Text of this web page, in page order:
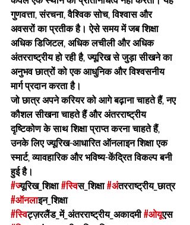
गुणवत्ता, संरचना, वैश्विक सोच, विश्वास और
अवसरों का प्रतीक है। ऐसे समय में जब शिक्षा
अधिक डिजिटल, अधिक लचीली और अधिक
अंतरराष्ट्रीय हो रही है, ज्यूरिख से जुड़ा सीखने का
अनुभव छात्रों को एक आधुनिक और विश्वसनीय
मार्ग प्रदान करता है।
जो छात्र अपने करियर को आगे बढ़ाना चाहते हैं, नए
कौशल सीखना चाहते हैं और अंतरराष्ट्रीय
दृष्टिकोण के साथ शिक्षा प्राप्त करना चाहते हैं,
उनके लिए ज्यूरिख-आधारित ऑनलाइन शिक्षा एक
स्मार्ट, व्यावहारिक और भविष्य-केंद्रित विकल्प बनी
हुई है।
#ज्यूरिख_शिक्षा #स्विस_शिक्षा #अंतरराष्ट्रीय_छात्र
#ऑनलाइन_शिक्षा
#स्विट्ज़रलैंड_में_अंतरराष्ट्रीय_अकादमी #ओयूएस